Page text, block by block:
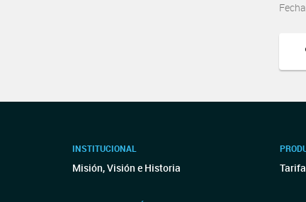
INSTITUCIONAL
Misión, Visión e Historia